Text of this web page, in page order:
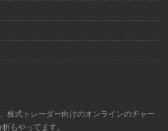
株式トレーダー向けのオンラインのチャー
もやってます。